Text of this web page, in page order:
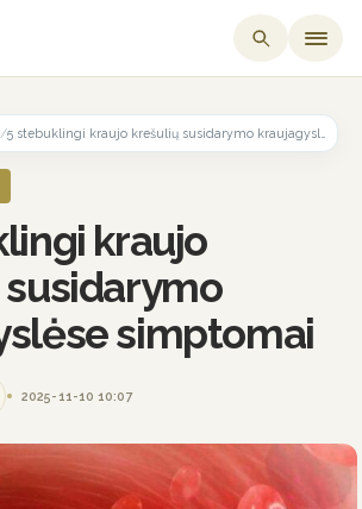
/
kraujo
simptomai
2025-11-10 10:07